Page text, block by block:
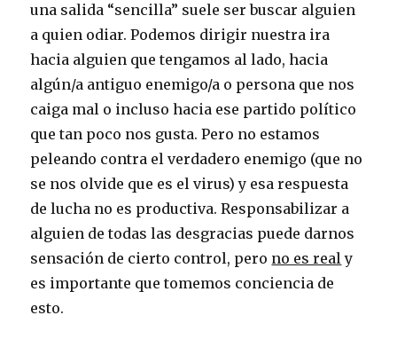
una salida “sencilla” suele ser buscar alguien
a quien odiar. Podemos dirigir nuestra ira
hacia alguien que tengamos al lado, hacia
algún/a antiguo enemigo/a o persona que nos
caiga mal o incluso hacia ese partido político
que tan poco nos gusta. Pero no estamos
peleando contra el verdadero enemigo (que no
se nos olvide que es el virus) y esa respuesta
de lucha no es productiva. Responsabilizar a
alguien de todas las desgracias puede darnos
sensación de cierto control, pero no es realy
es importante que tomemos conciencia de
esto.